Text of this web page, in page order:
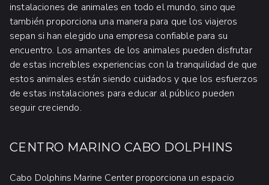
instalaciones de animales en todo el mundo, sino que
también proporciona una manera para que los viajeros
sepan si han elegido una empresa confiable para su
encuentro. Los amantes de los animales pueden disfrutar
de estas increíbles experiencias con la tranquilidad de que
estos animales están siendo cuidados y que los esfuerzos
de estas instalaciones para educar al público pueden
seguir creciendo.
CENTRO MARINO CABO DOLPHINS
Cabo Dolphins Marine Center proporciona un espacio